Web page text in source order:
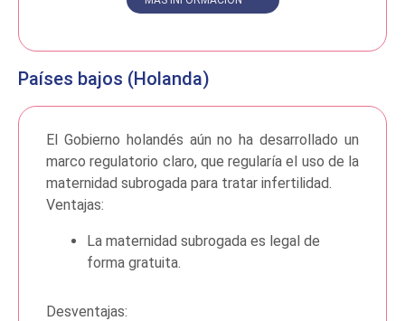
Países bajos (Holanda)
El Gobierno holandés aún no ha desarrollado un
marco regulatorio claro, que regularía el uso de la
maternidad subrogada para tratar infertilidad.
Ventajas:
La maternidad subrogada es legal de
forma gratuita.
Desventajas: